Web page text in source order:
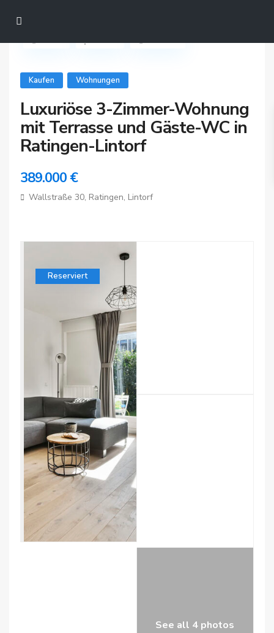
Kaufen Wohnungen
Luxuriöse 3-Zimmer-Wohnung
mit Terrasse und Gäste-WC in
Ratingen-Lintorf
389.000 €
Wallstraße 30, Ratingen, Lintorf
Teilen Favorit Drucken
Reserviert
See all 4 photos